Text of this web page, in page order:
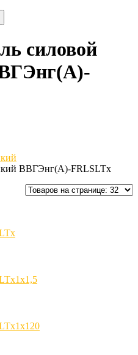
силовой
ВВГЭнг(А)-FRLSLTx